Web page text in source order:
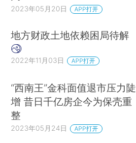
2023年05月20日 APP打开
地方财政土地依赖困局待解
2022年11月03日 APP打开
“西南王”金科面值退市压力陡
增 昔日千亿房企今为保壳重
整
2023年05月24日 APP打开